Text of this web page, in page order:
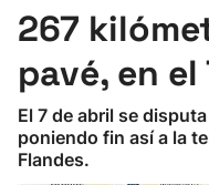
Pelota
Remo
267
pavé, en
El 7 de abril se
poniendo fin así a la
Flandes.